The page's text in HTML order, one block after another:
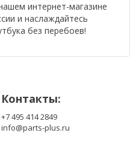
интернет-магазине
и наслаждайтесь
без перебоев!
Контакты:
+7 495 414 2849
info@parts-plus.ru